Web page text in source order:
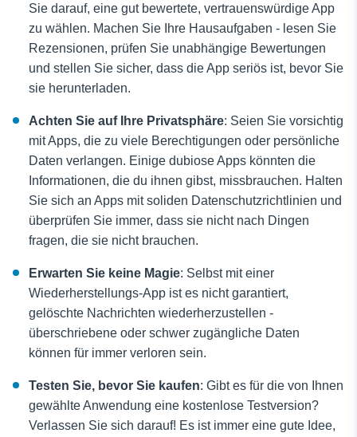
Sie darauf, eine gut bewertete, vertrauenswürdige App
zu wählen. Machen Sie Ihre Hausaufgaben - lesen Sie
Rezensionen, prüfen Sie unabhängige Bewertungen
und stellen Sie sicher, dass die App seriös ist, bevor Sie
sie herunterladen.
Achten Sie auf Ihre Privatsphäre: Seien Sie vorsichtig
mit Apps, die zu viele Berechtigungen oder persönliche
Daten verlangen. Einige dubiose Apps könnten die
Informationen, die du ihnen gibst, missbrauchen. Halten
Sie sich an Apps mit soliden Datenschutzrichtlinien und
überprüfen Sie immer, dass sie nicht nach Dingen
fragen, die sie nicht brauchen.
Erwarten Sie keine Magie: Selbst mit einer
Wiederherstellungs-App ist es nicht garantiert,
gelöschte Nachrichten wiederherzustellen -
überschriebene oder schwer zugängliche Daten
können für immer verloren sein.
Testen Sie, bevor Sie kaufen: Gibt es für die von Ihnen
gewählte Anwendung eine kostenlose Testversion?
Verlassen Sie sich darauf! Es ist immer eine gute Idee,